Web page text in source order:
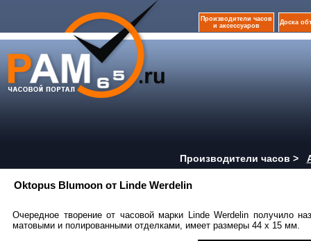
Производители часов
и аксессуаров
Доска
Производители часов >
Oktopus Blumoon от Linde Werdelin
Очередное творение от часовой марки Linde Werdelin получило
матовыми и полированными отделками, имеет размеры 44 x 15 мм.